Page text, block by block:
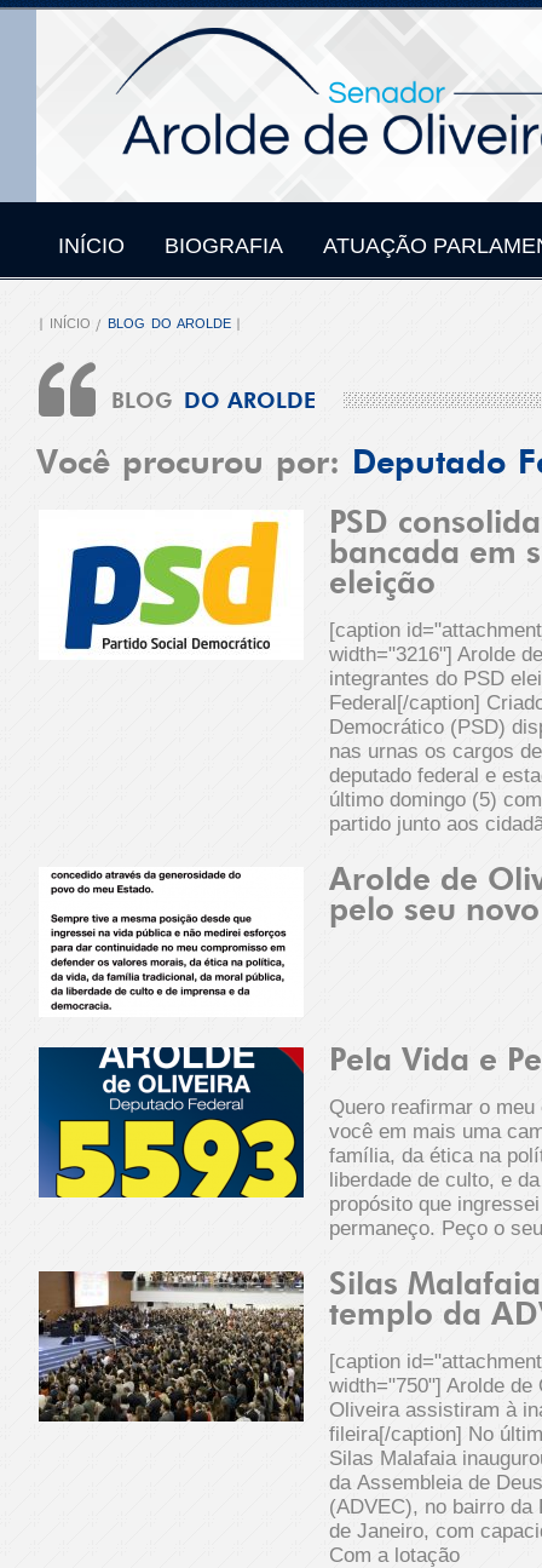
INÍCIO BIOGRAFIA ATUAÇÃO
INÍCIO BLOG DO AROLDE
BLOG DO AROLDE
Você procurou por:
Deputado
PSD
bancada em
eleição
[caption
width="3216"] Arolde
integrantes do PSD
Federal[/caption]
Democrático (PSD)
nas urnas os cargos
deputado federal e
último domingo (5)
partido junto aos
Arolde de
pelo seu
Pela Vida e
Quero reafirmar o
você em mais uma
família, da ética na
liberdade de culto, e
propósito que
permaneço. Peço o
Silas
templo da
[caption
width="750"] Arolde
Oliveira assistiram à
fileira[/caption] No
Silas Malafaia
da Assembleia de
(ADVEC), no bairro da
de Janeiro, com
Com a lotação